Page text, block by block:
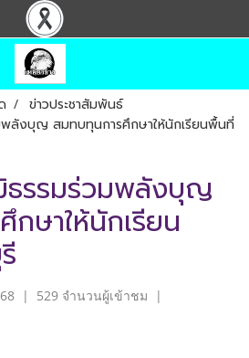
ข่าวประชาสัมพันธ์
ลังบุญ สมทบทุนการศึกษาให้นักเรียนพื้นที่
รรมร่วมพลังบุญ
ษาให้นักเรียน
| 529 จำนวนผู้เข้าชม |